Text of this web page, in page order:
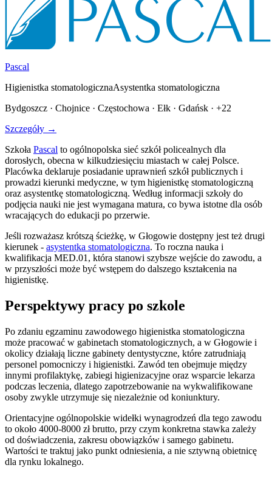
Pascal
Higienistka stomatologicznaAsystentka stomatologiczna
Bydgoszcz · Chojnice · Częstochowa · Ełk · Gdańsk · +22
Szczegóły →
Szkoła Pascal to ogólnopolska sieć szkół policealnych dla
dorosłych, obecna w kilkudziesięciu miastach w całej Polsce.
Placówka deklaruje posiadanie uprawnień szkół publicznych i
prowadzi kierunki medyczne, w tym higienistkę stomatologiczną
oraz asystentkę stomatologiczną. Według informacji szkoły do
podjęcia nauki nie jest wymagana matura, co bywa istotne dla osób
wracających do edukacji po przerwie.
Jeśli rozważasz krótszą ścieżkę, w Głogowie dostępny jest też drugi
kierunek - asystentka stomatologiczna. To roczna nauka i
kwalifikacja MED.01, która stanowi szybsze wejście do zawodu, a
w przyszłości może być wstępem do dalszego kształcenia na
higienistkę.
Perspektywy pracy po szkole
Po zdaniu egzaminu zawodowego higienistka stomatologiczna
może pracować w gabinetach stomatologicznych, a w Głogowie i
okolicy działają liczne gabinety dentystyczne, które zatrudniają
personel pomocniczy i higienistki. Zawód ten obejmuje między
innymi profilaktykę, zabiegi higienizacyjne oraz wsparcie lekarza
podczas leczenia, dlatego zapotrzebowanie na wykwalifikowane
osoby zwykle utrzymuje się niezależnie od koniunktury.
Orientacyjne ogólnopolskie widełki wynagrodzeń dla tego zawodu
to około 4000-8000 zł brutto, przy czym konkretna stawka zależy
od doświadczenia, zakresu obowiązków i samego gabinetu.
Wartości te traktuj jako punkt odniesienia, a nie sztywną obietnicę
dla rynku lokalnego.